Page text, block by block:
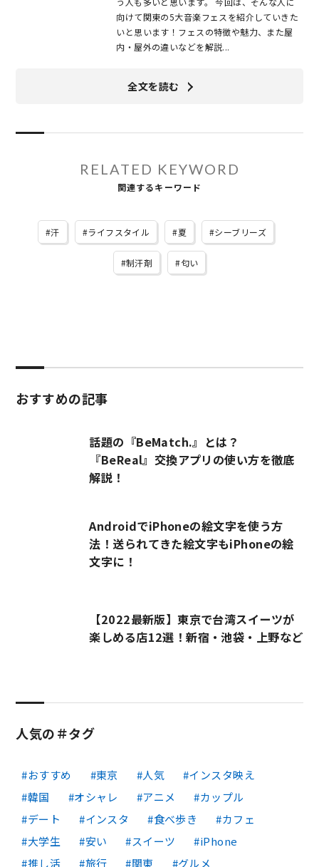
向けて関東の5大音楽フェスを紹介していきた
いと思います！フェスの特徴や魅力、また屋
内・屋外の違いなどを解説...
全文を読む
RELATED KEYWORD
関連するキーワード
汗 ライフスタイル 夏 シーブリーズ
制汗剤 匂い
おすすめの記事
話題の『BeMatch.』とは？
『BeReal』交換アプリの使い方を徹底
解説！
AndroidでiPhoneの絵文字を使う方
法！送られてきた絵文字もiPhoneの絵
文字に！
【2022最新版】東京で台湾スイーツが
楽しめる店12選！新宿・池袋・上野など
人気の＃タグ
おすすめ 東京 人気
インスタ映え
韓国
オシャレ アニメ
カップル
デート
インスタ 食べ歩き
カフェ
大学生
安い スイーツ
iPhone
推し活
旅行 関東 グルメ